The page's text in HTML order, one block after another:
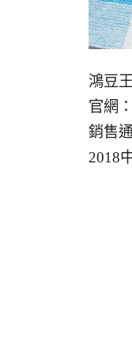
鴻豆
官網：
銷售
2018